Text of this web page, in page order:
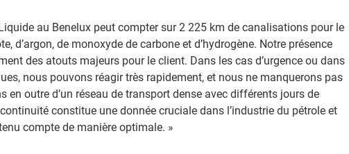
Liquide au Benelux peut compter sur 2 225 km de canalisations pour le
d’argon, de monoxyde de carbone et d’hydrogène. Notre présence
des atouts majeurs pour le client. Dans les cas d’urgence ou dans
nous pouvons réagir très rapidement, et nous ne manquerons pas
en outre d’un réseau de transport dense avec différents jours de
constitue une donnée cruciale dans l’industrie du pétrole et
compte de manière optimale. »